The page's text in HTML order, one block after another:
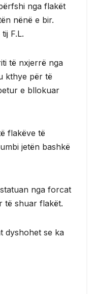
nga flakët
nënë e bir.
F.L.
të nxjerrë nga
kthye për të
e bllokuar
flakëve të
jetën bashkë
nga forcat
të shuar flakët.
dyshohet se ka